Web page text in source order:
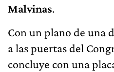
Malvinas.
Con un plano de una
a las puertas del
concluye con una